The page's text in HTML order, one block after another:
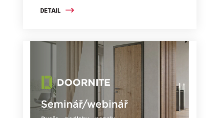
DETAIL